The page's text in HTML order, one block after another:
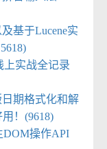
基于Lucene实
上实战全记录
日期格式化和解
！(9618)
DOM操作API